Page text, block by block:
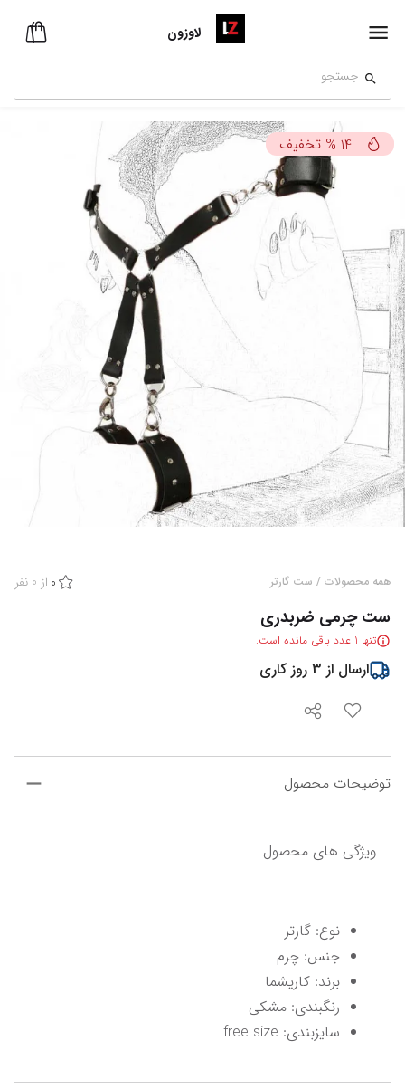
لاوزون
14
% تخفیف
همه محصولات / ست گارتر 0 از 0 نفر
ست چرمی ضربدری
تنها 1 عدد باقی مانده است.
ارسال از 3 روز کاری
توضیحات محصول
ویژگی های محصول
نوع: گارتر
جنس: چرم
برند: کاریشما
رنگبندی: مشکی
سایزبندی: free size